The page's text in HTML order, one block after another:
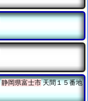
静岡県富士市天間１５番地